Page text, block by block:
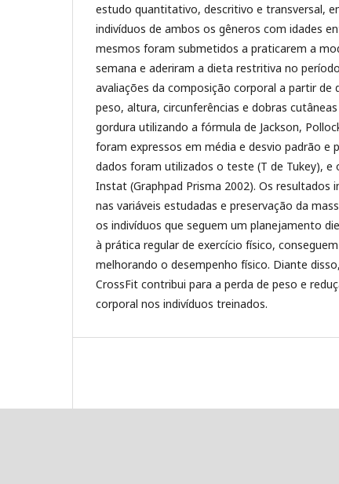
estudo quantitativo, descritivo e transversal,
indivíduos de ambos os gêneros com idades
mesmos foram submetidos a praticarem a
semana e aderiram a dieta restritiva no
avaliações da composição corporal a partir
peso, altura, circunferências e dobras
gordura utilizando a fórmula de Jackson,
foram expressos em média e desvio padrão e
dados foram utilizados o teste (T de Tukey),
Instat (Graphpad Prisma 2002). Os resultados
nas variáveis estudadas e preservação da
os indivíduos que seguem um planejamento
à prática regular de exercício físico,
melhorando o desempenho físico. Diante
CrossFit contribui para a perda de peso e
corporal nos indivíduos treinados.